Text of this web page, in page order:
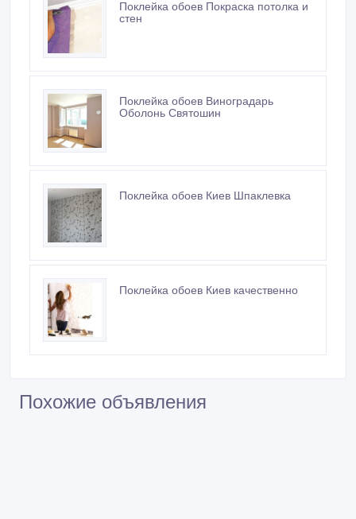
Поклейка обоев Покраска потолка и
стен
Поклейка обоев Виноградарь
Оболонь Святошин
Поклейка обоев Киев Шпаклевка
Поклейка обоев Киев качественно
Похожие объявления